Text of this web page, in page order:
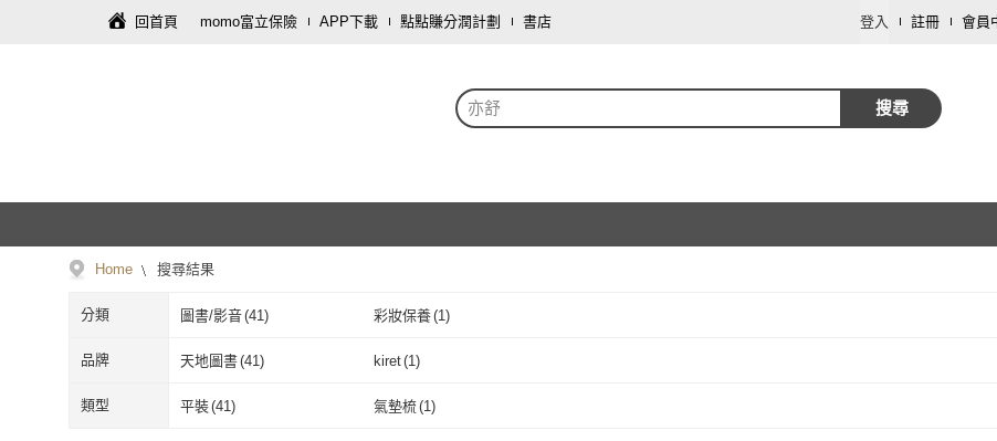
回首頁 momo富立保險 APP下載 點點賺分潤計劃 書店 登入 註冊 會員
亦舒 搜尋
Home 搜尋結果
分類 圖書/影音(41) 彩妝保養(1)
品牌 天地圖書(41) kiret(1)
天地圖書 kiret(
類型 平裝(41) 氣墊梳(1)